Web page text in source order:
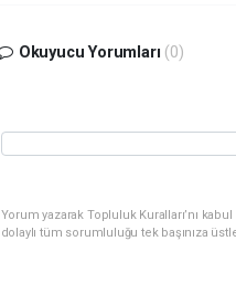
Okuyucu Yorumları (0)
Yorum yazarak Topluluk Kuralları’nı
dolaylı tüm sorumluluğu tek başınıza